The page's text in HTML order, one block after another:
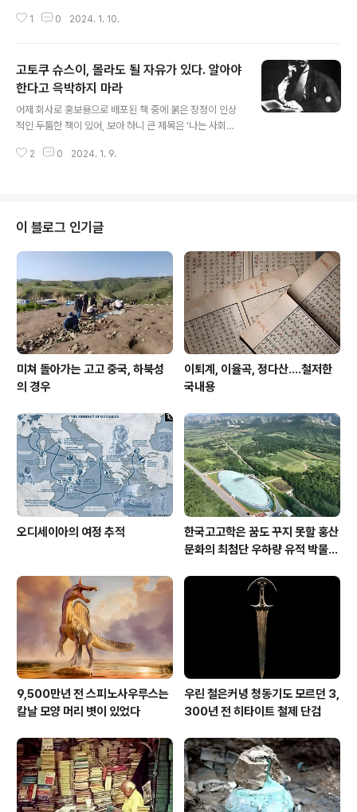
는데 왜 야망이라는 게 내 눈엔 안 보이지?" "그리 보일 수
박물관에서 구현해 보고 싶죠. 저라고 왜 보고 들은 게 없겠
어요? 그에서 느낀 것들을 제대로 구현해 보고 싶죠. 다만,
그 꿈을 펼칠 기회가 좀처럼 오지 않아 저도 조금 답답할 뿐
이죠." "그래? 그렇다면 다행이다. 난 너가 야망도 없이 사
는 줄 알았다. 절박? 이런 걸 너한테 느끼지 못해서 물어본
거다." "왜 저라고 절박함이 없겠어요? 그건 ..
1 0 2024. 1. 10.
고토쿠 슈스이, 몰라도 될 자유가 있다. 알아야
한다고 윽박하지 마라
어제 회사로 홍보용으로 배포된 책 중에 붉은 장정이 인상
적인 두툼한 책이 있어, 보아 하니 큰 제목은 ‘나는 사회주
선집’이다. 출판사는 교양인. 약력을 참조할 때, 고려대 일
역하고, 노르웨이 국립오슬로대학 교수 박노자가 쓴 해제
를 책 첫 머리에 실었다. 박노자의 ‘한국어판 해제 〈‘조숙한
전위’의 아름다운 비극, 고토쿠 슈스이가 우리에게 가르쳐
주는 것들〉’은 당장 다음과 같은 첫줄로 시작하거니와, 마침
내 교토큐 슈스이 선집도 나왔다고 반가운 마음에 책을 펼
쳐든 나를 아주 상심케 하는 구절이..
2 0 2024. 1. 9.
이 블로그 인기글
미쳐 돌아가는 고고 중국, 하북성
의 경우
이퇴계, 이율곡, 정다산....철저한
국내용
오디세이아의 여정 추적
한국고고학은 꿈도 꾸지 못할 홍산
문화의 최첨단 우하량 유적 박물관
9,500만년 전 스피노사우루스는
칼날 모양 머리 볏이 있었다
우린 철은커녕 청동기도 모르던 3,
300년 전 히타이트 철제 단검